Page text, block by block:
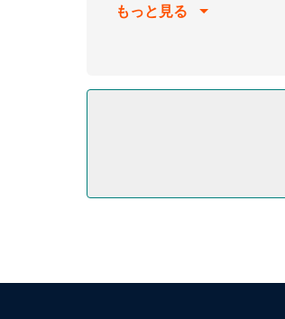
全 88 室ある客室には、大型
無料のビュッフェを平日、
もっと見る